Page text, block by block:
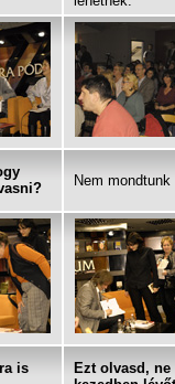
Nem
is
Ezt olvasd, ne